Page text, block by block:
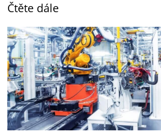
Čtěte dále